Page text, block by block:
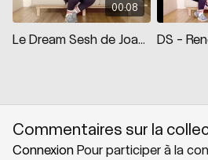
00:08
Le Dream Sesh de Joanie Pietracupa
Commentaires sur la
Connexion Pour participer à la